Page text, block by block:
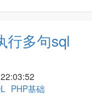
行多句sql
PHP基础